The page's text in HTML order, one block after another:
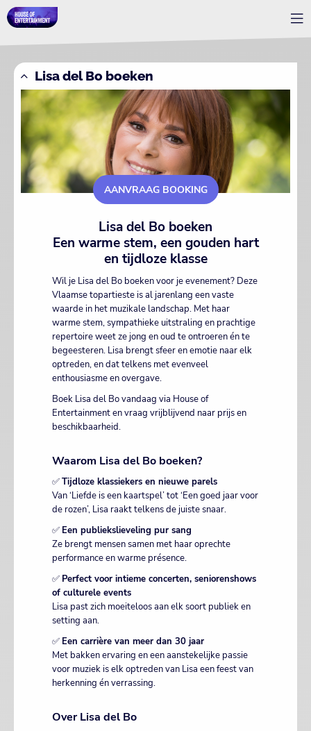
Lisa del Bo boeken
AANVRAAG BOOKING
Lisa del Bo boeken
Een warme stem, een gouden hart
en tijdloze klasse
Wil je Lisa del Bo boeken voor je evenement? Deze
Vlaamse topartieste is al jarenlang een vaste
waarde in het muzikale landschap. Met haar
warme stem, sympathieke uitstraling en prachtige
repertoire weet ze jong en oud te ontroeren én te
begeesteren. Lisa brengt sfeer en emotie naar elk
optreden, en dat telkens met evenveel
enthousiasme en overgave.
Boek Lisa del Bo vandaag via House of
Entertainment en vraag vrijblijvend naar prijs en
beschikbaarheid.
Waarom Lisa del Bo boeken?
✅Tijdloze klassiekers en nieuwe parels
Van ‘Liefde is een kaartspel’ tot ‘Een goed jaar voor
de rozen’, Lisa raakt telkens de juiste snaar.
✅ Een publiekslieveling pur sang
Ze brengt mensen samen met haar oprechte
performance en warme présence.
✅ Perfect voor intieme concerten, seniorenshows
of culturele events
Lisa past zich moeiteloos aan elk soort publiek en
setting aan.
✅ Een carrière van meer dan 30 jaar
Met bakken ervaring en een aanstekelijke passie
voor muziek is elk optreden van Lisa een feest van
herkenning én verrassing.
Over Lisa del Bo